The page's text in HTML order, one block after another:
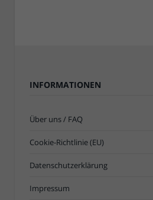
INFORMATIONEN
Über uns / FAQ
Cookie-Richtlinie (EU)
Datenschutzerklärung
Impressum